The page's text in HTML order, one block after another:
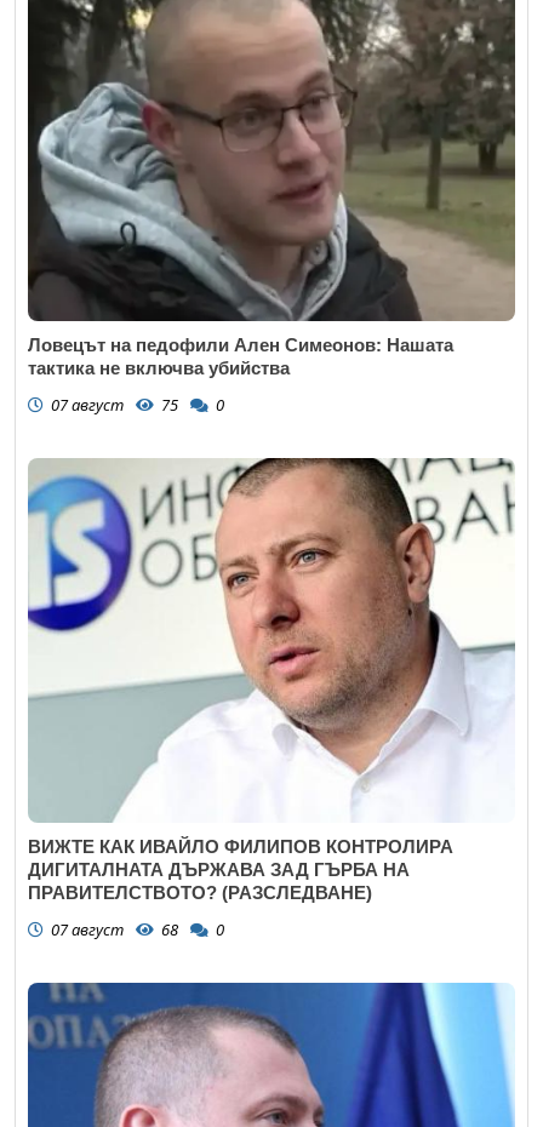
Ловецът на педофили Ален Симеонов: Нашата
тактика не включва убийства
07 август 75 0
ВИЖТЕ КАК ИВАЙЛО ФИЛИПОВ КОНТРОЛИРА
ДИГИТАЛНАТА ДЪРЖАВА ЗАД ГЪРБА НА
ПРАВИТЕЛСТВОТО? (РАЗСЛЕДВАНЕ)
07 август 68 0